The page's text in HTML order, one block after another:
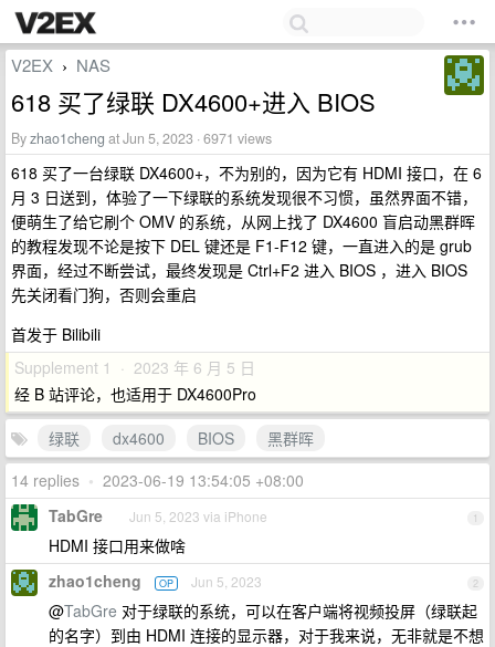
V2EX › NAS
618 买了绿联 DX4600+进入 BIOS
Byzhao1cheng at Jun 5, 2023 · 6971 views
618 买了一台绿联 DX4600+，不为别的，因为它有 HDMI 接口，在 6
月 3 日送到，体验了一下绿联的系统发现很不习惯，虽然界面不错，
便萌生了给它刷个 OMV 的系统，从网上找了 DX4600 盲启动黑群晖
的教程发现不论是按下 DEL 键还是 F1-F12 键，一直进入的是 grub
界面，经过不断尝试，最终发现是 Ctrl+F2 进入 BIOS ，进入 BIOS
先关闭看门狗，否则会重启
首发于 Bilibili
Supplement 1 · 2023 年 6 月 5 日
经 B 站评论，也适用于 DX4600Pro
绿联
dx4600 BIOS
黑群晖
14 replies • 2023-06-19 13:54:05 +08:00
1
TabGre Jun 5, 2023 via iPhone
HDMI 接口用来做啥
2
zhao1cheng OP Jun 5, 2023
@TabGre 对于绿联的系统，可以在客户端将视频投屏（绿联起
的名字）到由 HDMI 连接的显示器，对于我来说，无非就是不想